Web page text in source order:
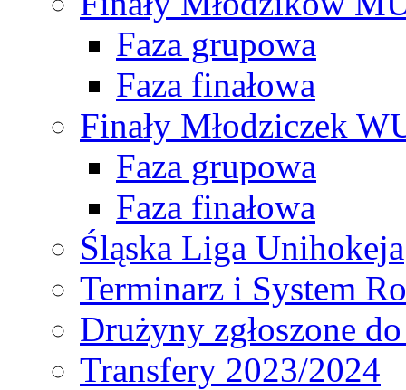
Faza grupowa
Faza finałowa
Finały Młodziczek
Faza grupowa
Faza finałowa
Śląska Liga Unihokeja
Terminarz i System
Drużyny zgłoszone
Transfery 2023/2024